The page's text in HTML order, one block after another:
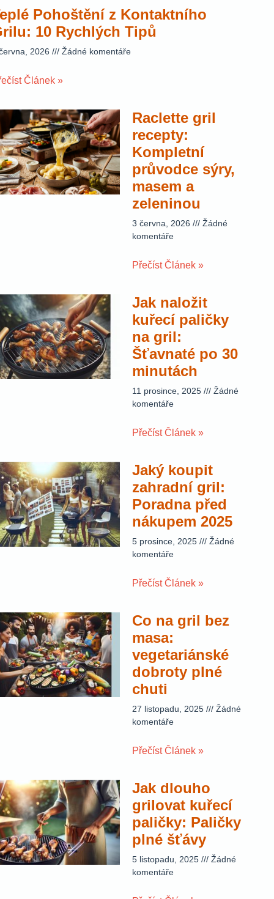
Pohoštění z Kontaktního
10 Rychlých Tipů
2026 Žádné komentáře
Článek »
Raclette gril
recepty:
Kompletní
průvodce sýry,
masem a
zeleninou
3 června, 2026
Žádné
komentáře
Přečíst Článek »
Jak naložit
kuřecí paličky
na gril:
Šťavnaté po 30
minutách
11 prosince, 2025
Žádné
komentáře
Přečíst Článek »
Jaký koupit
zahradní gril:
Poradna před
nákupem 2025
5 prosince, 2025
Žádné
komentáře
Přečíst Článek »
Co na gril bez
masa:
vegetariánské
dobroty plné
chuti
27 listopadu, 2025
Žádné
komentáře
Přečíst Článek »
Jak dlouho
grilovat kuřecí
paličky: Paličky
plné šťávy
5 listopadu, 2025
Žádné
komentáře